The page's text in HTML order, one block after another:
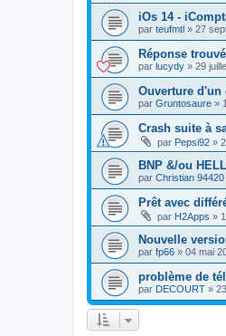
iOs 14 -
par teufmtl » 27
Réponse
par lucydy » 29
Ouverture d'un
par Gruntosaure »
Crash suite à
par Pepsi92 »
BNP &/ou
par Christian 94420
Prêt avec
par H2Apps »
Nouvelle
par fp66 » 04 mai
problème de
par DECOURT »